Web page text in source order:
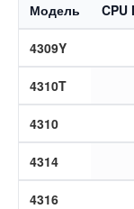
Модель CPU
4309Y
4310T
4310
4314
4316